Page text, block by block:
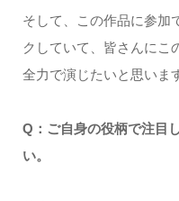
そして、この作品に参加
クしていて、皆さんにこ
全力で演じたいと思いま
Q：ご自身の役柄で注目
い。